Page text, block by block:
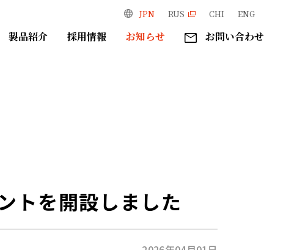
製品紹介 採用情報 お知らせ お問い合わせ
JPN RUS CHI ENG
トを開設しました